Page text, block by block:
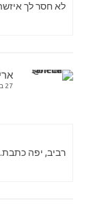
לא חסר לך
27 באוגוסט 2014
רביב, יפה